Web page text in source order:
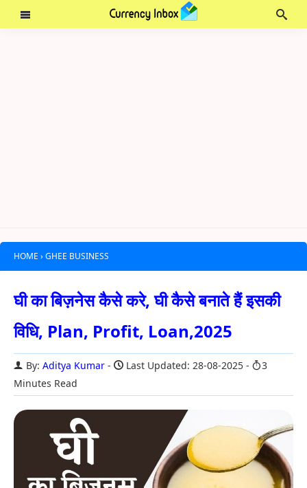
HOME › GHEE BUSINESS
घी का बिज़नेस कैसे करे, घी कैसे बनाते हैं इसकी
विधि, Plan, Profit, Loan,2025
By: Aditya Kumar Last Updated: 28-08-2025
3
Minutes Read